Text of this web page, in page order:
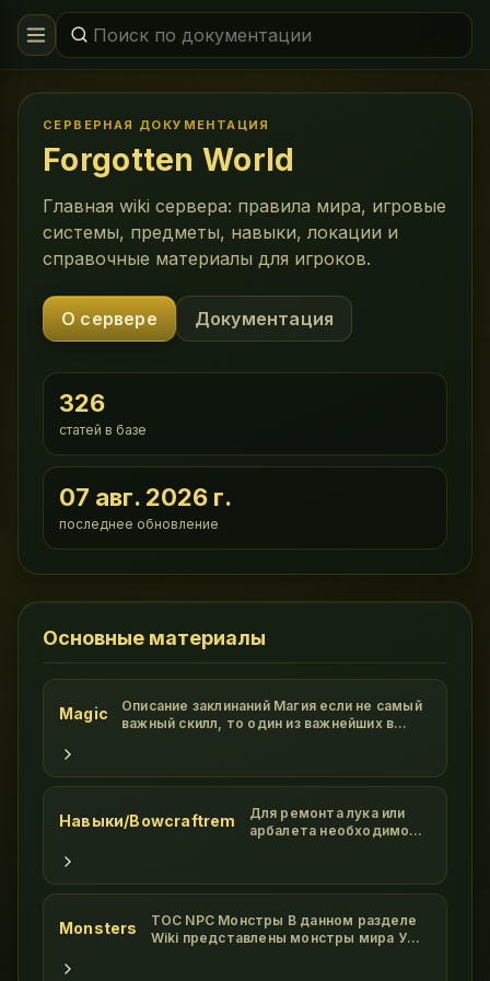
СЕРВЕРНАЯ ДОКУМЕНТАЦИЯ
Forgotten World
Главная wiki сервера: правила мира, игровые
системы, предметы, навыки, локации и
справочные материалы для игроков.
О сервере Документация
326
статей в базе
07 авг. 2026 г.
последнее обновление
Основные материалы
Magic
Описание заклинаний Магия если не самый
важный скилл, то один из важнейших в
гора забот упадет с ваших плеч! Все
делятся на 8 кругов, в каждом круг
Навыки/Bowcraftrem
Для ремонта лука или
арбалета необходимо
руки даггер и таргетом
арбалет. Ресурсы с пака
исчезнут,общая
Monsters
TOC NPC Монстры В данном разделе
Wiki представлены монстры мира УО,